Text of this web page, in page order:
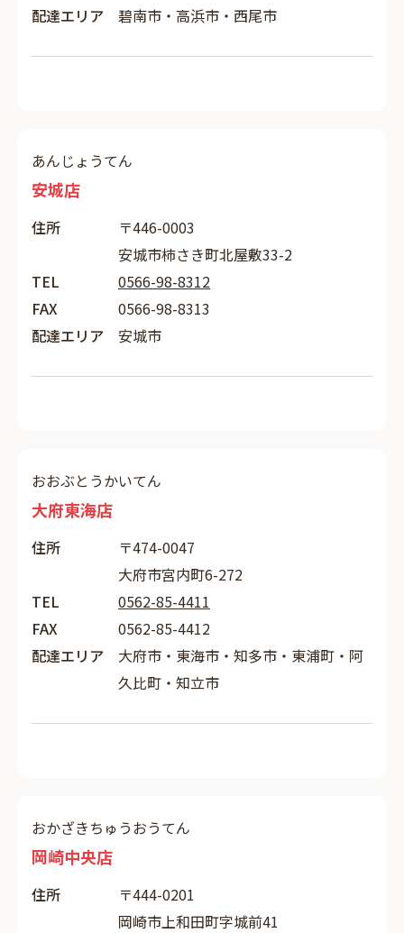
配達エリア
碧南市・高浜市・西尾市
あんじょうてん
安城店
住所
〒446-0003
安城市柿さき町北屋敷33-2
TEL
0566-98-8312
FAX
0566-98-8313
配達エリア
安城市
おおぶとうかいてん
大府東海店
住所
〒474-0047
大府市宮内町6-272
TEL
0562-85-4411
FAX
0562-85-4412
配達エリア
大府市・東海市・知多市・東浦町・阿
久比町・知立市
おかざきちゅうおうてん
岡崎中央店
住所
〒444-0201
岡崎市上和田町字城前41